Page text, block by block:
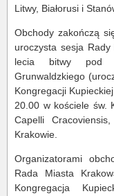
Litwy, Białorusi i
Obchody zakończą
uroczysta sesja
lecia bitwy pod
Grunwaldzkiego
Kongregacji
20.00 w kościele św.
Capelli
Krakowie.
Organizatorami
Rada Miasta
Kongregacja